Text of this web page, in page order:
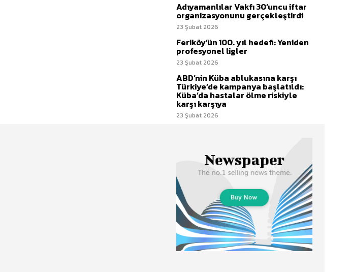
Adıyamanlılar Vakfı 30’uncu iftar
organizasyonunu gerçekleştirdi
23 Şubat 2026
Feriköy’ün 100. yıl hedefi: Yeniden
profesyonel ligler
23 Şubat 2026
ABD’nin Küba ablukasına karşı
Türkiye’de kampanya başlatıldı:
Küba’da hastalar ölme riskiyle
karşı karşıya
23 Şubat 2026